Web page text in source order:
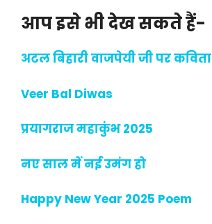
आप इसे भी देख सकते हैं-
अटल बिहारी वाजपेयी जी पर कविता
Veer Bal Diwas
प्रयागराज महाकुंभ 2025
नए साल में नई उमंग हो
Happy New Year 2025 Poem